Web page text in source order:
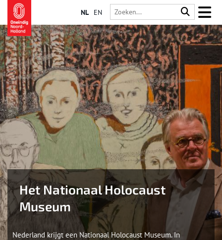
NL EN
Het Nationaal Holocaust
Museum
Nederland krijgt een Nationaal Holocaust Museum. In